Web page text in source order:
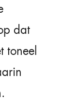
dat
toneel